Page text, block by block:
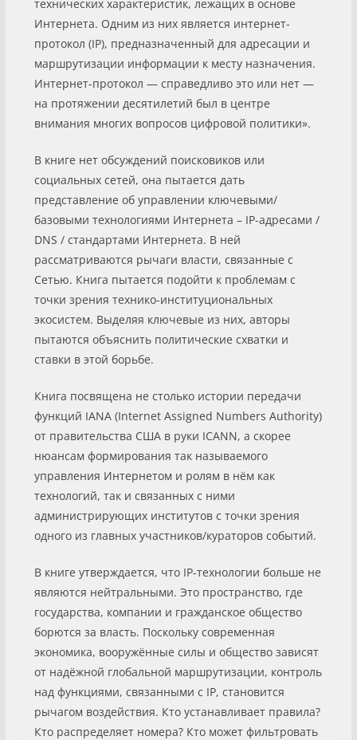
технических характеристик, лежащих в основе
Интернета. Одним из них является интернет-
протокол (IP), предназначенный для адресации и
маршрутизации информации к месту назначения.
Интернет-протокол — справедливо это или нет —
на протяжении десятилетий был в центре
внимания многих вопросов цифровой политики».
В книге нет обсуждений поисковиков или
социальных сетей, она пытается дать
представление об управлении ключевыми/
базовыми технологиями Интернета – IP-адресами /
DNS / стандартами Интернета. В ней
рассматриваются рычаги власти, связанные с
Сетью. Книга пытается подойти к проблемам с
точки зрения технико-институциональных
экосистем. Выделяя ключевые из них, авторы
пытаются объяснить политические схватки и
ставки в этой борьбе.
Книга посвящена не столько истории передачи
функций IANA (Internet Assigned Numbers Authority)
от правительства США в руки ICANN, а скорее
нюансам формирования так называемого
управления Интернетом и ролям в нём как
технологий, так и связанных с ними
администрирующих институтов c точки зрения
одного из главных участников/кураторов событий.
В книге утверждается, что IP-технологии больше не
являются нейтральными. Это пространство, где
государства, компании и гражданское общество
борются за власть. Поскольку современная
экономика, вооружённые силы и общество зависят
от надёжной глобальной маршрутизации, контроль
над функциями, связанными с IP, становится
рычагом воздействия. Кто устанавливает правила?
Кто распределяет номера? Кто может фильтровать